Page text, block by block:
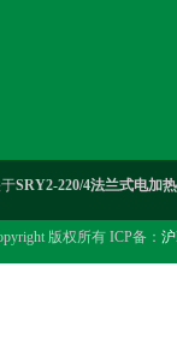
SRY2-220/4法兰式电加
版权所有 ICP备：